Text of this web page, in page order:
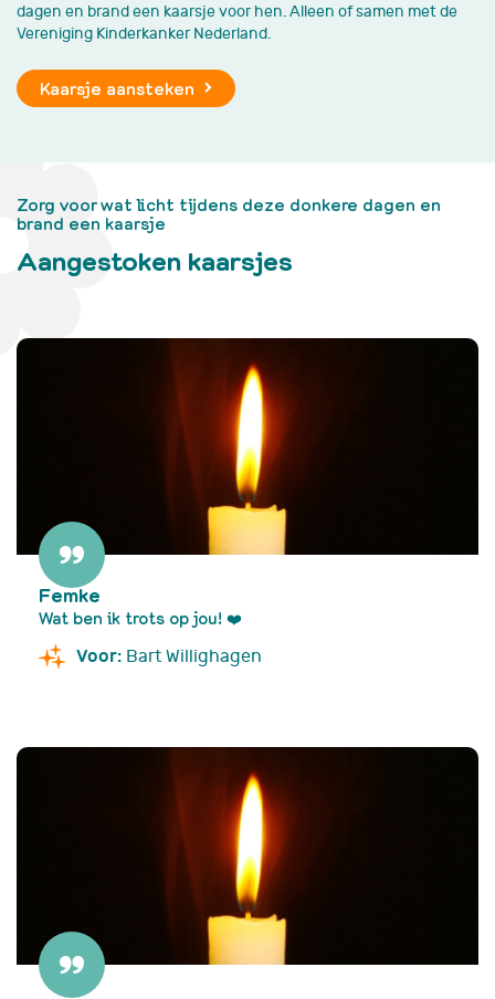
dagen en brand een kaarsje voor hen. Alleen of samen met de
Vereniging Kinderkanker Nederland.
Kaarsje aansteken
Zorg voor wat licht tijdens deze donkere dagen en
brand een kaarsje
Aangestoken kaarsjes
Femke
Wat ben ik trots op jou! ❤️
Voor: Bart Willighagen